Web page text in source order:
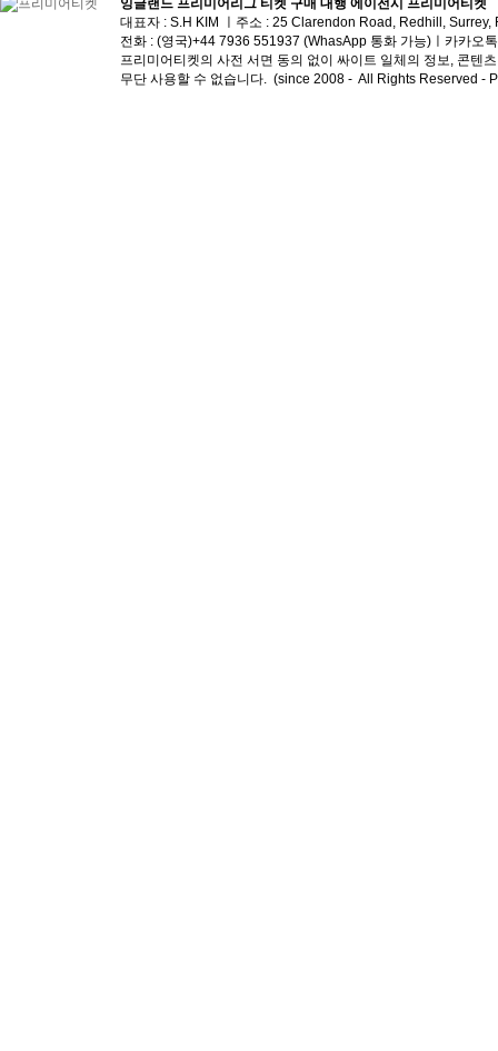
잉글랜드 프리미어리그 티켓 구매 대행 에이전시 프리미어티켓
대표자 : S.H KIM ㅣ주소 : 25 Clarendon Road, Redhill, Surrey,
전화 : (영국)+44 7936 551937 (WhasApp 통화 가능)
카카오
프리미어티켓의 사전 서면 동의 없이 싸이트 일체의 정보, 콘텐
무단 사용할 수 없습니다. (since 2008 - All Rights Reserved -